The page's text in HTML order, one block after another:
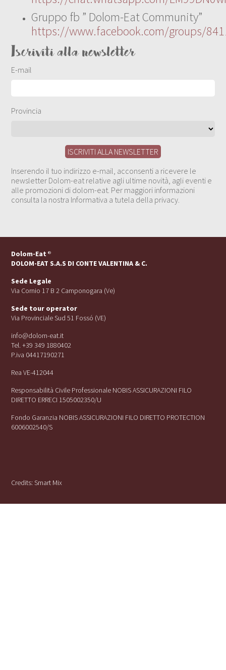
Gruppo fb ” Dolom-Eat Community”
https://www.facebook.com/groups/
Iscriviti alla newsletter
E-mail
Provincia
Inserendo il tuo indirizzo e-mail, acconsenti a ricevere le
newsletter Dolom-eat relative agli ultime novità, agli eventi e
alle promozioni di dolom-eat. Per maggiori informazioni
consulta la nostra Informativa a tutela della privacy.
Dolom-Eat ®
DOLOM-EAT S.A.S DI CONTE VALENTINA & C.
Sede Legale
Via Cornio 17 B 2 Camponogara (Ve)
Sede tour operator
Via Provinciale Sud 51 Fossó (VE)
info@dolom-eat.it
Tel. +39 349 1880402
P.iva 04417190271
Rea VE-412044
Responsabilità Civile Professionale NOBIS ASSICURAZIONI FILO
DIRETTO ERRECI 1505002350/U
Fondo Garanzia NOBIS ASSICURAZIONI FILO DIRETTO PROTECTION
6006002540/S
Credits:Smart Mix